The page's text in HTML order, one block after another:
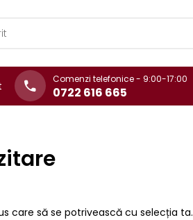
Comenzi telefonice - 9:00-17:00
0722 616 665
care să se potrivească cu selecția ta.